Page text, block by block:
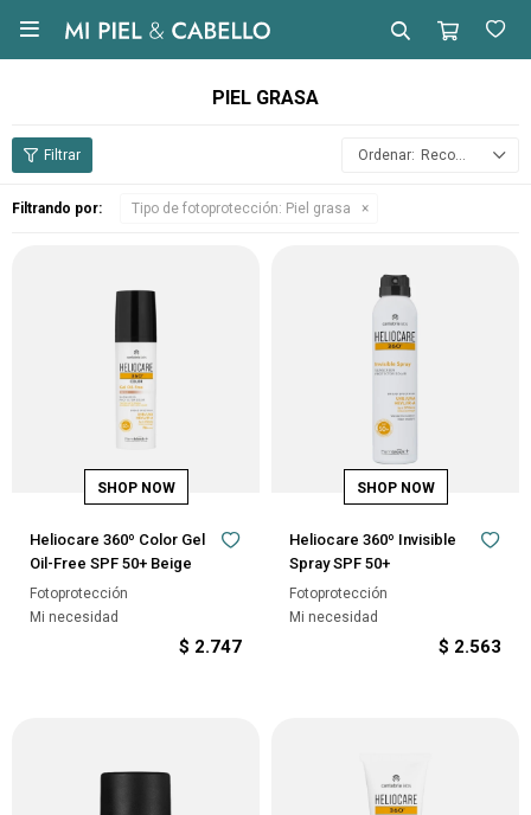

PIEL GRASA
Recomendados
Filtrando por: Tipo de fotoprotección: Piel grasa
Heliocare 360º Color Gel
Oil-Free SPF 50+ Beige
Fotoprotección
Mi necesidad
$ 2.747
Heliocare 360º Invisible
Spray SPF 50+
Fotoprotección
Mi necesidad
$ 2.563